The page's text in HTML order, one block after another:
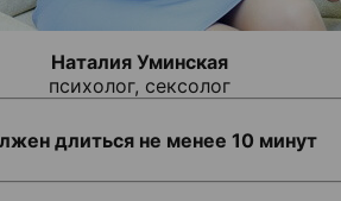
Наталия Уминская
психолог, сексолог
длиться не менее 10 минут